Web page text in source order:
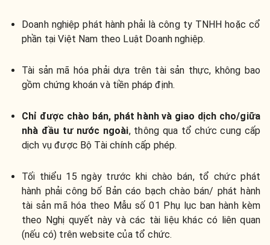
Doanh nghiệp phát hành phải là công ty TNHH hoặc cổ
phần tại Việt Nam theo Luật Doanh nghiệp.
Tài sản mã hóa phải dựa trên tài sản thực, không bao
gồm chứng khoán và tiền pháp định.
Chỉ được chào bán, phát hành và giao dịch cho/giữa
nhà đầu tư nước ngoài, thông qua tổ chức cung cấp
dịch vụ được Bộ Tài chính cấp phép.
Tối thiểu 15 ngày trước khi chào bán, tổ chức phát
hành phải công bố Bản cáo bạch chào bán/ phát hành
tài sản mã hóa theo Mẫu số 01 Phụ lục ban hành kèm
theo Nghị quyết này và các tài liệu khác có liên quan
(nếu có) trên website của tổ chức.